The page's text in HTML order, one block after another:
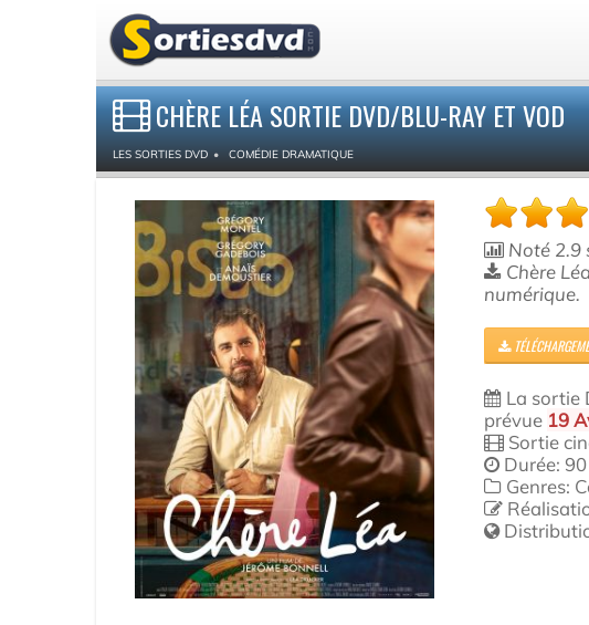
CHÈRE LÉA SORTIE DVD/BLU-RAY ET VOD
LES SORTIES DVD COMÉDIE DRAMATIQUE
Noté 2.9
Chère
numérique.
La sortie
prévue 19
Sortie
Durée:
Genres: